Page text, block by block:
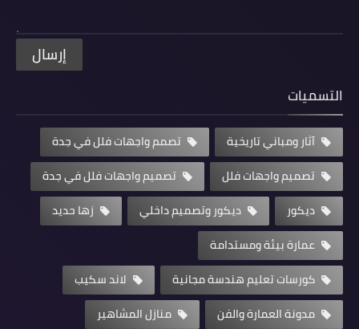
التسميات
آثار ومباني تاريخية
تصمم واجهات فلل في جدة
تصميم واجهات فلل
تصميم واجهات فلل في جدة
ديكور
ديكور وتصميم داخلي
زها حديد
عمارة بيئة ومستدامة
كورسات تعليم هندسة مجانية
لاند سكيب
مدونة العمارة والفن
منازل المشاهير